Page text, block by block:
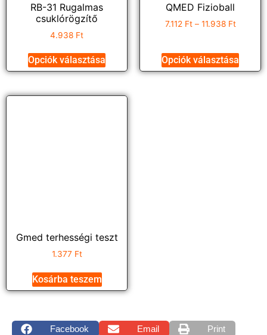
RB-31 Rugalmas
csuklórögzítő
4.938 Ft
Opciók választása
QMED Fizioball
7.112 Ft – 11.938 Ft
Opciók választása
Gmed terhességi teszt
1.377 Ft
Kosárba teszem
Facebook Email Print